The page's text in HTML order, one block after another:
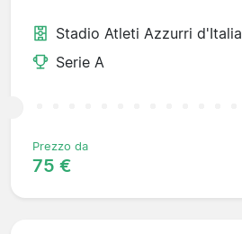
Stadio Atleti Azzurri d'Italia
Serie A
Prezzo da
75 €